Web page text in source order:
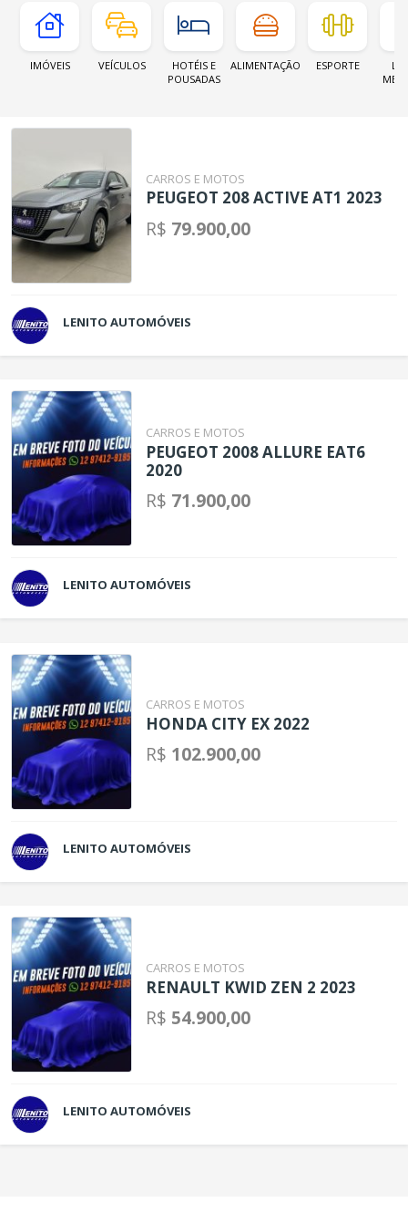
IMÓVEIS VEÍCULOS
HOTÉIS E
POUSADAS
ALIMENTAÇÃO ESPORTE
CARROS E MOTOS
PEUGEOT 208 ACTIVE AT1 2023
R$ 79.900,00
LENITO AUTOMÓVEIS
CARROS E MOTOS
PEUGEOT 2008 ALLURE EAT6
2020
R$ 71.900,00
LENITO AUTOMÓVEIS
CARROS E MOTOS
HONDA CITY EX 2022
R$ 102.900,00
LENITO AUTOMÓVEIS
CARROS E MOTOS
RENAULT KWID ZEN 2 2023
R$ 54.900,00
LENITO AUTOMÓVEIS